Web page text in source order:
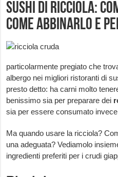
Sushi di ricciola:
come abbinarlo e
particolarmente pregiato che
albergo nei migliori ristoranti di
presto detto: ha carni molto
benissimo sia per preparare dei
sia per essere consumato invece
Ma quando usare la ricciola?
una adeguata? Vediamolo
ingredienti preferiti per i crudi